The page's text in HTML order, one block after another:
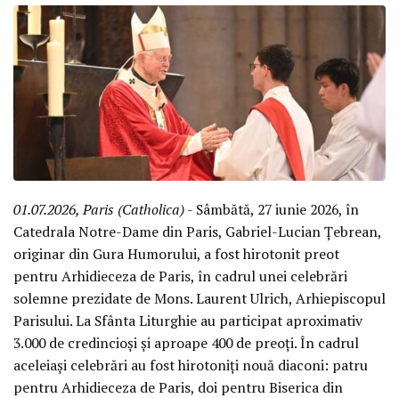
01.07.2026, Paris (Catholica)- Sâmbătă, 27 iunie 2026, în
Catedrala Notre-Dame din Paris, Gabriel-Lucian Țebrean,
originar din Gura Humorului, a fost hirotonit preot
pentru Arhidieceza de Paris, în cadrul unei celebrări
solemne prezidate de Mons. Laurent Ulrich, Arhiepiscopul
Parisului. La Sfânta Liturghie au participat aproximativ
3.000 de credincioși și aproape 400 de preoți. În cadrul
aceleiași celebrări au fost hirotoniți nouă diaconi: patru
pentru Arhidieceza de Paris, doi pentru Biserica din